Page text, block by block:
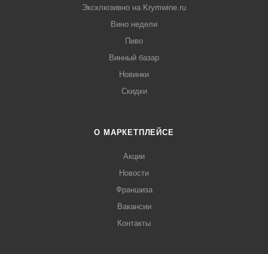
Эксклюзивно на Krymwine.ru
Вино недели
Пиво
Винный базар
Новинки
Скидки
О МАРКЕТПЛЕЙСЕ
Акции
Новости
Франшиза
Вакансии
Контакты